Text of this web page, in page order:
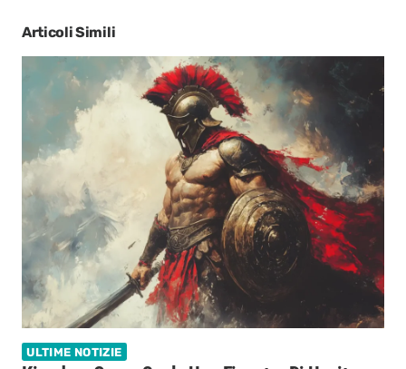
Articoli Simili
ULTIME NOTIZIE